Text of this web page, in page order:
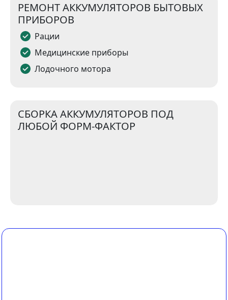
РЕМОНТ АККУМУЛЯТОРОВ БЫТОВЫХ
ПРИБОРОВ
Рации
Медицинские приборы
Лодочного мотора
СБОРКА АККУМУЛЯТОРОВ ПОД
ЛЮБОЙ ФОРМ-ФАКТОР